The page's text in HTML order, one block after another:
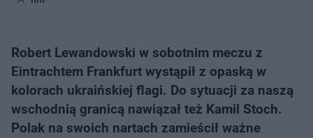
Robert Lewandowski w sobotnim meczu z
Eintrachtem Frankfurt wystąpił z opaską w
kolorach ukraińskiej flagi. Do sytuacji za naszą
wschodnią granicą nawiązał też Kamil Stoch.
Polak na swoich nartach zamieścił ważne